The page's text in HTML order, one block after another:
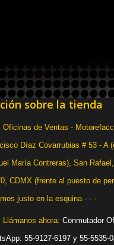
sobre la tienda
Oficinas de Ventas -
Díaz Covarrubias # 53 - A
María Contreras), San
CDMX (frente al puesto de
justo en la esquina - - -
Llámanos ahora: Conmutador
55-9127-6197 y 55-5535-